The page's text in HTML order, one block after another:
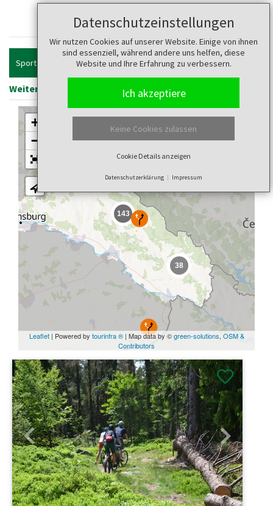
Datenschutzeinstellungen
Wir nutzen Cookies auf unserer Website. Einige von ihnen
sind essenziell, während andere uns helfen, diese
Website und Ihre Erfahrung zu verbessern.
Ich akzeptiere
Keine Cookies zulassen
Cookie Details anzeigen
Datenschutzerklärung Impressum
Touren
Sportart
Weitere Filter anzeigen Filter zurücksetzen
Previous Next
38
143
+
−
Leaflet| Powered by tourinfra ®| Map data by ©green-solutions, OSM &
Contributors